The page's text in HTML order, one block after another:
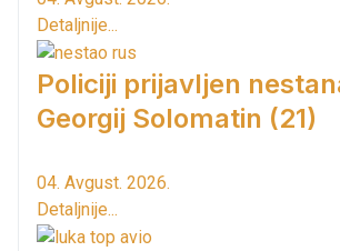
Detaljnije...
Policiji prijavljen
Georgij Solomatin (21)
04. Avgust. 2026.
Detaljnije...